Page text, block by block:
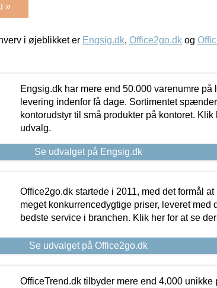
»
i øjeblikket er Engsig.dk, Office2go.dk og
Engsig.dk har mere end 50.000 varenumre på
levering indenfor få dage. Sortimentet
kontorudstyr til små produkter på kontoret. Klik
udvalg.
Se udvalget på Engsig.dk
Office2go.dk startede i 2011, med det formål
meget konkurrencedygtige priser, leveret med
bedste service i branchen. Klik her for at se
Se udvalget på Office2go.dk
OfficeTrend.dk tilbyder mere end 4.000 unikke